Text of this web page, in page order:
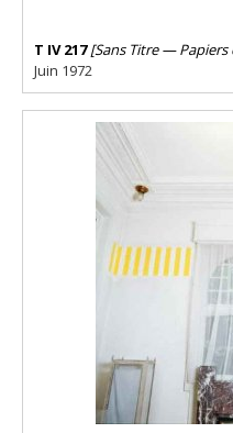
T IV 217 [Sans Titre — Papiers
Juin 1972